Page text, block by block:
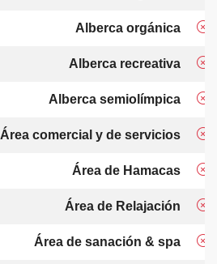
Alberca orgánica
Alberca recreativa
Alberca semiolímpica
Área comercial y de servicios
Área de Hamacas
Área de Relajación
Área de sanación & spa